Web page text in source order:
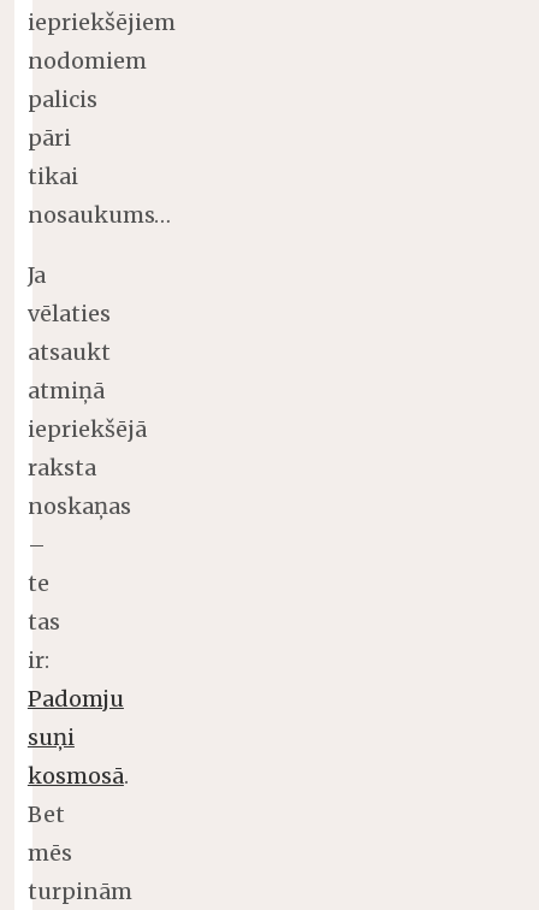
iepriekšējiem
nodomiem
palicis
pāri
tikai
nosaukums…
Ja
vēlaties
atsaukt
atmiņā
iepriekšējā
raksta
noskaņas
–
te
tas
ir:
Padomju
suņi
kosmosā.
Bet
mēs
turpinām